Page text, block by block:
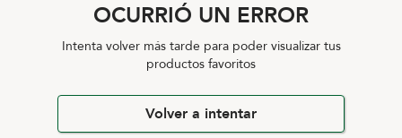
OCURRIÓ UN ERROR
Intenta volver más tarde para poder visualizar tus
productos favoritos
Volver a intentar